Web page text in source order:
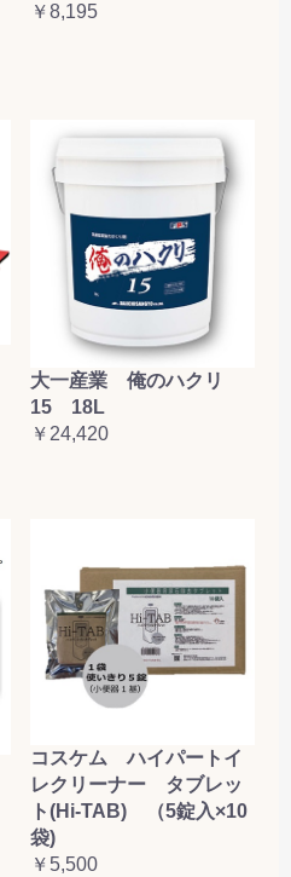
￥8,195
大一産業 俺のハクリ
15 18L
￥24,420
コスケム ハイパートイ
レクリーナー タブレッ
ト(Hi-TAB) （5錠入×10
袋)
￥5,500